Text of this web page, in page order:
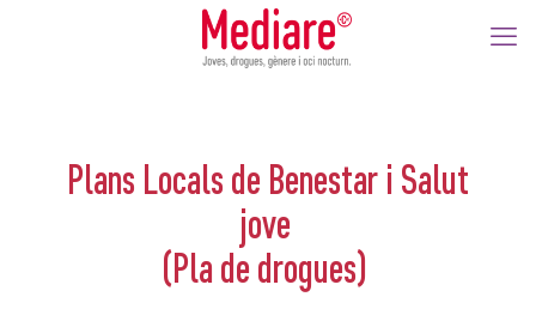
Plans Locals de Benestar i Salut
jove
(Pla de drogues)